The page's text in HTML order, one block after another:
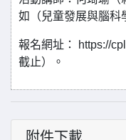
如（兒童發展與腦科
報名網址： https://
截止）。